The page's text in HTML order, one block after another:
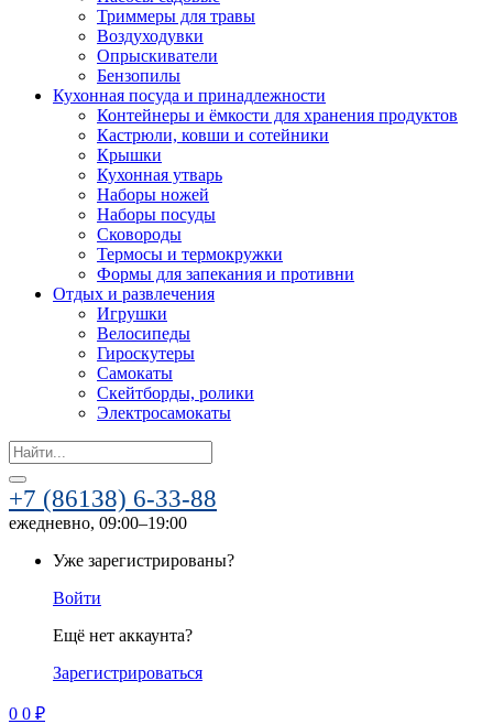
Триммеры для травы
Воздуходувки
Опрыскиватели
Бензопилы
Кухонная посуда и принадлежности
Контейнеры и ёмкости для хранения продуктов
Кастрюли, ковши и сотейники
Крышки
Кухонная утварь
Наборы ножей
Наборы посуды
Сковороды
Термосы и термокружки
Формы для запекания и противни
Отдых и развлечения
Игрушки
Велосипеды
Гироскутеры
Самокаты
Скейтборды, ролики
Электросамокаты
Search
for:
+7 (86138) 6-33-88
ежедневно, 09:00–19:00
Уже зарегистрированы?
Войти
Ещё нет аккаунта?
Зарегистрироваться
0 0 ₽